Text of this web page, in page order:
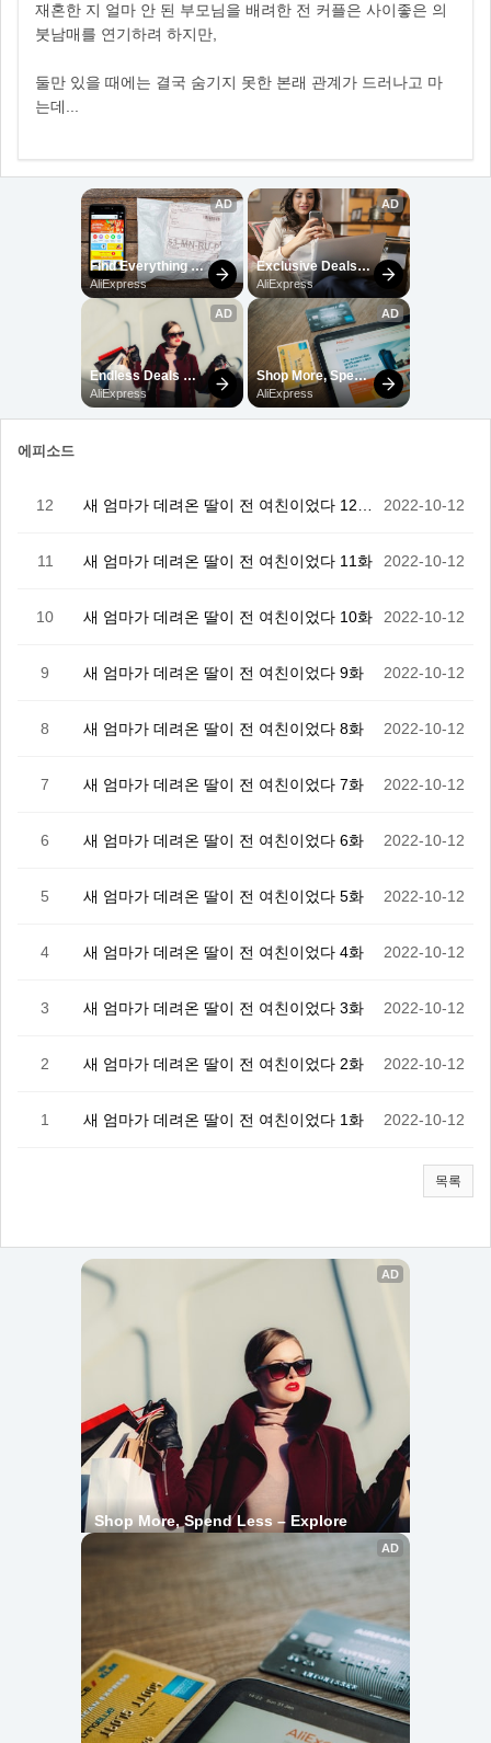
재혼한 지 얼마 안 된 부모님을 배려한 전 커플은 사이좋은 의
붓남매를 연기하려 하지만,
둘만 있을 때에는 결국 숨기지 못한 본래 관계가 드러나고 마
는데...
에피소드
12 2022-10-12
11 새 엄마가 데려온 딸이 전 여친이었다 11화 2022-10-12
10 새 엄마가 데려온 딸이 전 여친이었다 10화 2022-10-12
9 새 엄마가 데려온 딸이 전 여친이었다 9화 2022-10-12
8 새 엄마가 데려온 딸이 전 여친이었다 8화 2022-10-12
7 새 엄마가 데려온 딸이 전 여친이었다 7화 2022-10-12
6 새 엄마가 데려온 딸이 전 여친이었다 6화 2022-10-12
5 새 엄마가 데려온 딸이 전 여친이었다 5화 2022-10-12
4 새 엄마가 데려온 딸이 전 여친이었다 4화 2022-10-12
3 새 엄마가 데려온 딸이 전 여친이었다 3화 2022-10-12
2 새 엄마가 데려온 딸이 전 여친이었다 2화 2022-10-12
1 새 엄마가 데려온 딸이 전 여친이었다 1화 2022-10-12
목록